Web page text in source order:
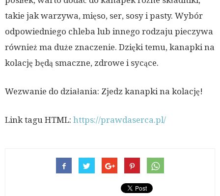
takie jak warzywa, mięso, ser, sosy i pasty. Wybór
odpowiedniego chleba lub innego rodzaju pieczywa
również ma duże znaczenie. Dzięki temu, kanapki na
kolację będą smaczne, zdrowe i sycące.
Wezwanie do działania: Zjedz kanapki na kolację!
Link tagu HTML: https://prawdaserca.pl/